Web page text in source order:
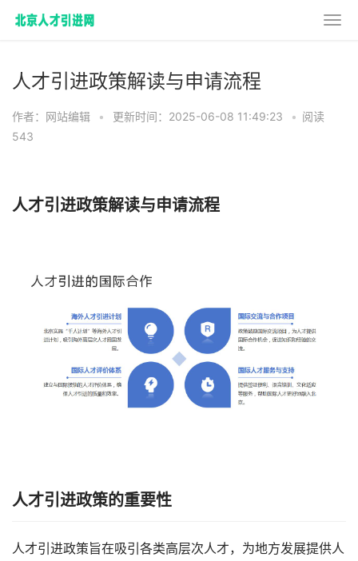
人才引进政策解读与申请流程
作者：网站编辑 • 更新时间：2025-06-08 11:49:23 • 阅读
543
人才引进政策解读与申请流程
人才引进政策的重要性
人才引进政策旨在吸引各类高层次人才，为地方发展提供人